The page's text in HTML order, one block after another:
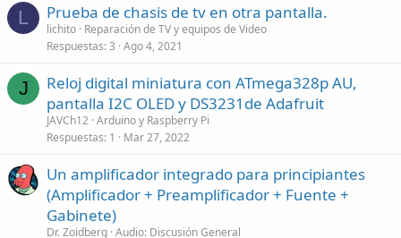
L Prueba de chasis de tv en otra pantalla.
lichito Reparación de TV y equipos de Video
Respuestas 3 Ago 4, 2021
J
Reloj digital miniatura con ATmega328p AU,
pantalla I2C OLED y DS3231de Adafruit
JAVCh12 Arduino y Raspberry Pi
Respuestas 1 Mar 27, 2022
Un amplificador integrado para principiantes
(Amplificador + Preamplificador + Fuente +
Gabinete)
Dr. Zoidberg Audio: Discusión General